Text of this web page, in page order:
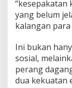
“kesepakatan
yang belum
kalangan
Ini bukan
sosial,
perang
dua kekuatan